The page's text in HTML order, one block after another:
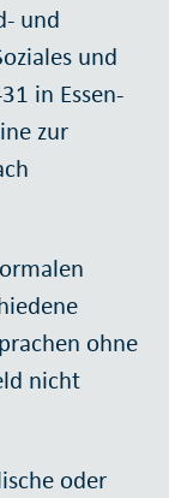
und
und
in Essen-
zur
ohne
nicht
oder